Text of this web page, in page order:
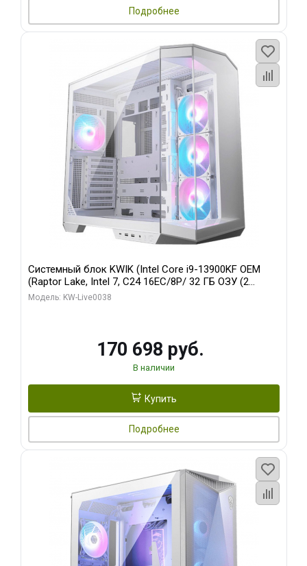
Подробнее
Системный блок KWIK (Intel Core i9-13900KF OEM
(Raptor Lake, Intel 7, C24 16EC/8P/ 32 ГБ ОЗУ (2
модуля)/ Gigabyte RX9070XT GAMING OC 16GB GDDR6
Модель: KW-Live0038
170 698 руб.
В наличии
Купить
Подробнее